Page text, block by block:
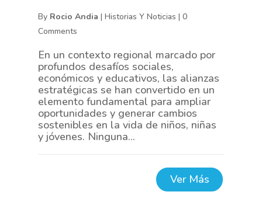
By Rocio Andia | Historias Y Noticias | 0
Comments
En un contexto regional marcado por
profundos desafíos sociales,
económicos y educativos, las alianzas
estratégicas se han convertido en un
elemento fundamental para ampliar
oportunidades y generar cambios
sostenibles en la vida de niños, niñas
y jóvenes. Ninguna...
Ver Más